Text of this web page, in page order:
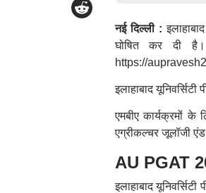
नई दिल्ली :
घोषित कर दी है।
https://
इलाहाबाद
एमबीए कार्यक्रमों के
एग्रीकल्चर जूलॉजी एंड
AU PGAT
इलाहाबाद